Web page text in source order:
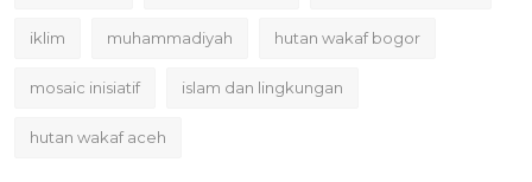
iklim muhammadiyah hutan wakaf bogor
mosaic inisiatif islam dan lingkungan
hutan wakaf aceh